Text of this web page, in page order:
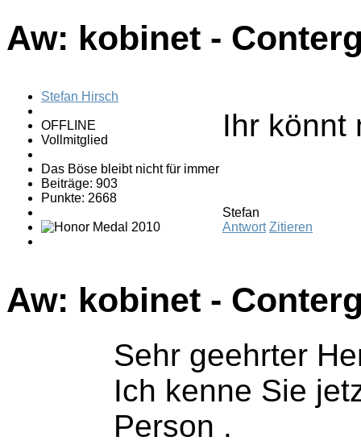
Aw: kobinet -
Stefan Hirsch
OFFLINE
Vollmitglied
Das Böse bleibt nicht für immer
Beiträge: 903
Punkte: 2668
Ihr könnt
Stefan
Antwort Zitieren
Aw: kobinet -
Sehr geehrter
Ich kenne Sie
Person .